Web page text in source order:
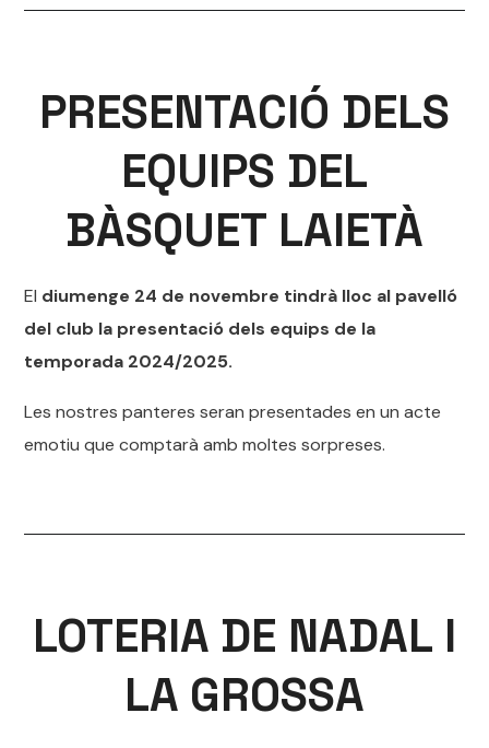
PRESENTACIÓ DELS
EQUIPS DEL
BÀSQUET LAIETÀ
El diumenge 24 de novembre tindrà lloc al pavelló
del club la presentació dels equips de la
temporada 2024/2025.
Les nostres panteres seran presentades en un acte
emotiu que comptarà amb moltes sorpreses.
LOTERIA DE NADAL I
LA GROSSA